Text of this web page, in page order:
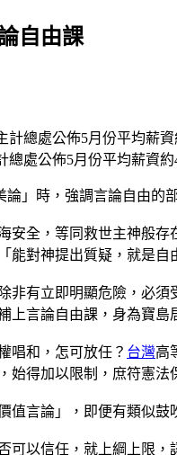
自由課
總處公佈5月份平均薪資
」時，強調言論自由的
安全，等同救世主神般
能對神提出質疑，就是自
非有立即明顯危險，必
上言論自由課，身為寶島
唱和，怎可放任？ 台灣高
始得加以限制，庶符憲
值言論」，即便有類似
可以信任，就上綱上限